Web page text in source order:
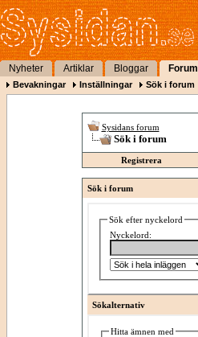
Nyheter Artiklar Bloggar Forum
Bevakningar Inställningar Sök i forum
Sysidans forum
Sök i forum
Registrera
Sök i forum
Sök efter nyckelord
Nyckelord:
Sökalternativ
Hitta ämnen med